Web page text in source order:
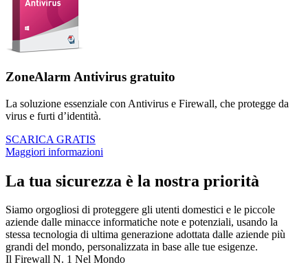
ZoneAlarm Antivirus gratuito
La soluzione essenziale con Antivirus e Firewall, che protegge da
virus e furti d’identità.
SCARICA GRATIS
Maggiori informazioni
La tua sicurezza è la nostra priorità
Siamo orgogliosi di proteggere gli utenti domestici e le piccole
aziende dalle minacce informatiche note e potenziali, usando la
stessa tecnologia di ultima generazione adottata dalle aziende più
grandi del mondo, personalizzata in base alle tue esigenze.
Il Firewall N. 1 Nel Mondo